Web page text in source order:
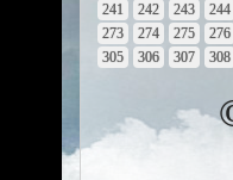
241
242 243
244
273
274 275
276
305
306 307 308